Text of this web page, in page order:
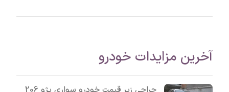
آخرین مزایدات خودرو